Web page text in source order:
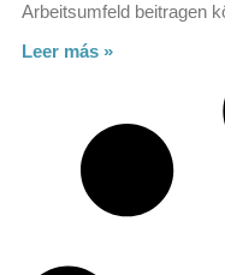
Arbeitsumfeld beitragen
Leer más »